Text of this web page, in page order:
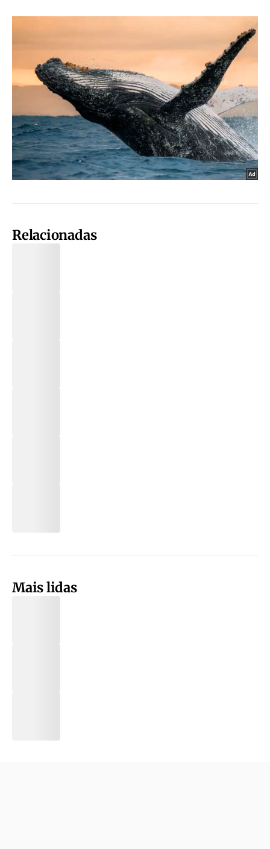
Relacionadas
Mais lidas